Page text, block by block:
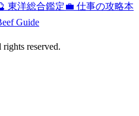
東洋総合鑑定💼 仕事の攻略本
Guide
reserved.